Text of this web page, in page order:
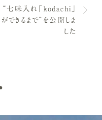
“七味入れ「kodachi」
ができるまで”を公開しま
した